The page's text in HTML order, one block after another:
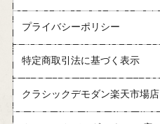
プライバシーポリシー
特定商取引法に基づく表示
クラシックデモダン楽天市場店